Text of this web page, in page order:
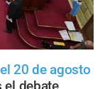
20 de agosto